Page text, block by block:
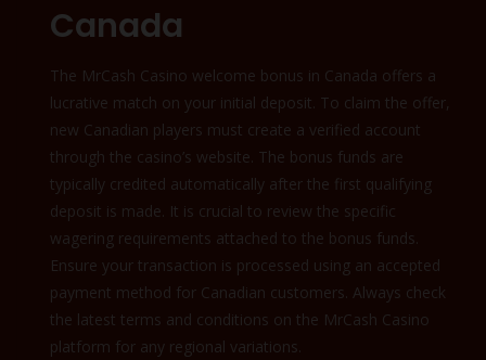
Canada
The MrCash Casino welcome bonus in Canada offers a
lucrative match on your initial deposit. To claim the offer,
new Canadian players must create a verified account
through the casino’s website. The bonus funds are
typically credited automatically after the first qualifying
deposit is made. It is crucial to review the specific
wagering requirements attached to the bonus funds.
Ensure your transaction is processed using an accepted
payment method for Canadian customers. Always check
the latest terms and conditions on the MrCash Casino
platform for any regional variations.